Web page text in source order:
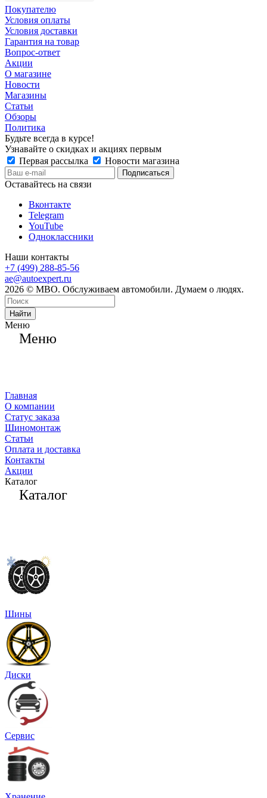
Покупателю
Условия оплаты
Условия доставки
Гарантия на товар
Вопрос-ответ
Акции
О магазине
Новости
Магазины
Статьи
Обзоры
Политика
Будьте всегда в курсе!
Узнавайте о скидках и акциях первым
Первая рассылка
Новости магазина
Оставайтесь на связи
Вконтакте
Telegram
YouTube
Одноклассники
Наши контакты
+7 (499) 288-85-56
ae@autoexpert.ru
2026 © МВО. Обслуживаем автомобили. Думаем о людях.
Найти
Меню
Меню
Главная
О компании
Статус заказа
Шиномонтаж
Статьи
Оплата и доставка
Контакты
Акции
Каталог
Каталог
Шины
Диски
Сервис